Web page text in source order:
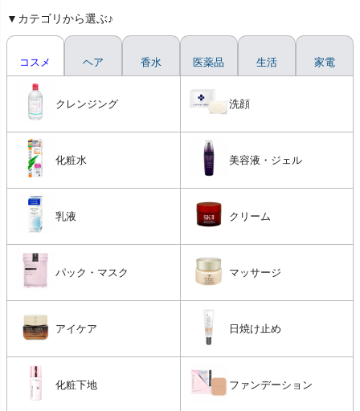
▼カテゴリから選ぶ♪
コスメ
クレンジング 洗顔
化粧水 美容液・ジェル
乳液 クリーム
パック・マスク マッサージ
アイケア 日焼け止め
化粧下地 ファンデーション
ヘア 香水 医薬品 生活 家電